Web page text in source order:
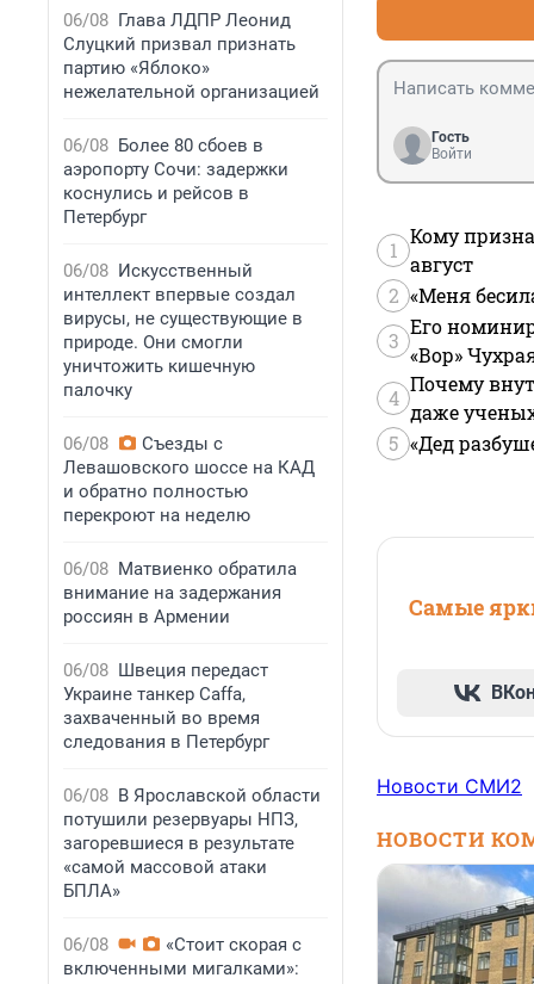
06/08 Глава ЛДПР Леонид
Слуцкий призвал признать
партию «Яблоко»
нежелательной организацией
06/08 Более 80 сбоев в
аэропорту Сочи: задержки
коснулись и рейсов в
Петербург
06/08 Искусственный
интеллект впервые создал
вирусы, не существующие в
природе. Они смогли
уничтожить кишечную
палочку
06/08
Съезды с
Левашовского шоссе на КАД
и обратно полностью
перекроют на неделю
06/08 Матвиенко обратила
внимание на задержания
россиян в Армении
06/08 Швеция передаст
Украине танкер Caffa,
захваченный во время
следования в Петербург
06/08 В Ярославской области
потушили резервуары НПЗ,
загоревшиеся в результате
«самой массовой атаки
БПЛА»
06/08
«Стоит скорая с
включенными мигалками»:
Гость
Войти
1
Кому
август
2 «Меня
3
Его
«Вор»
4
Почему
даже
5 «Дед
Самые
Новости СМИ2
НОВОСТИ